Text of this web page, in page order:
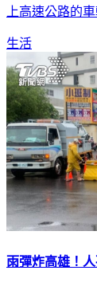
上高速公路的
生活
雨彈炸高雄！